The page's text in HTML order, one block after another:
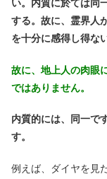
い。内質に於ては同
する。故に、霊界人
を十分に感得し得な
故に、地上人の肉眼
ではありません。
内質的には、同一で
す。
例えば、ダイヤを見